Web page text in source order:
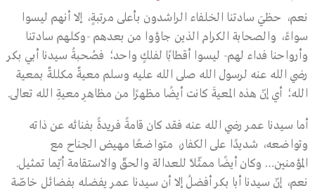
نعم، حظيَ سادتنا الخلفاء الراشدون بأعلى مرتبةٍ، إلا أنهم ليسوا
سواءً، والصحابة الكرام الذين جاؤوا من بعدهم -وكلهم سادتنا
وأرواحنا فداء لهم- ليسوا أقطابًا لفلكٍ واحد؛ فصُحبةُ سيدنا أبي بكر
رضي الله عنه لرسول الله صلى الله عليه وسلم معيةٌ مكللةٌ بمعية
الله؛ أي إنّ هذه المعيةَ كانت أيضًا مظهرًا من مظاهرِ معيةِ الله تعالى.
أما سيدنا عمر رضي الله عنه فقد كان قامةً فريدةً بفنائه عن ذاته
وتواضعه، شديدًا على الكفار، متواضعًا مهيض الجناح مع
المؤمنين… وكان أيضًا ممثّلًا للعدالة والحقّ والاستقامة أيّما تمثيل.
نعم، إنّ سيدنا أبا بكر أفضلُ إلا أن سيدنا عمر يفضله بفضائل خاصّة